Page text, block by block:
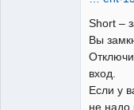
Short –
Вы
вход.
Если у
не надо